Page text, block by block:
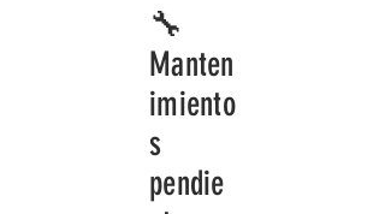
Pablo: 1
Laureano: 1
🕒 Sincronizado 03:48 a.m.
🔧
Manten
imiento
s
pendie